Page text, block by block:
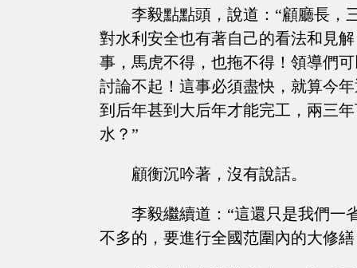
李毅點點頭，說道：“顧廳長，
對水利安全也有著自己的看法和見
事，馬虎不得，也拖不得！領導們
討論不起！這事必須盡快，就算今
到后年甚到大后年才能完工，兩三
水？”
顧衡沉吟著，沒有說話。
李毅繼續道：“這還只是我們一
不多的，要進行全國范圍內的大修